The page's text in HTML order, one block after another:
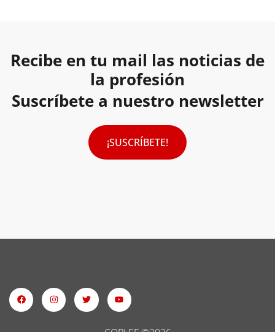
Recibe en tu mail las noticias de
la profesión
Suscríbete a nuestro newsletter
¡SUSCRÍBETE!